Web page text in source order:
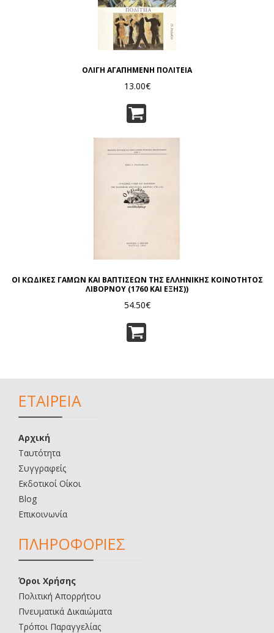
ΟΛΙΓΗ ΑΓΑΠΗΜΕΝΗ ΠΟΛΙΤΕΙΑ
13.00€
ΟΙ ΚΩΔΙΚΕΣ ΓΑΜΩΝ ΚΑΙ ΒΑΠΤΙΣΕΩΝ ΤΗΣ ΕΛΛΗΝΙΚΗΣ ΚΟΙΝΟΤΗΤΟΣ
ΛΙΒΟΡΝΟΥ (1760 ΚΑΙ ΕΞΗΣ))
54.50€
ΕΤΑΙΡΕΙΑ
Αρχική
Ταυτότητα
Συγγραφείς
Εκδοτικοί Οίκοι
Blog
Επικοινωνία
ΠΛΗΡΟΦΟΡΙΕΣ
Όροι Χρήσης
Πολιτική Απορρήτου
Πνευματικά Δικαιώματα
Τρόποι Παραγγελίας